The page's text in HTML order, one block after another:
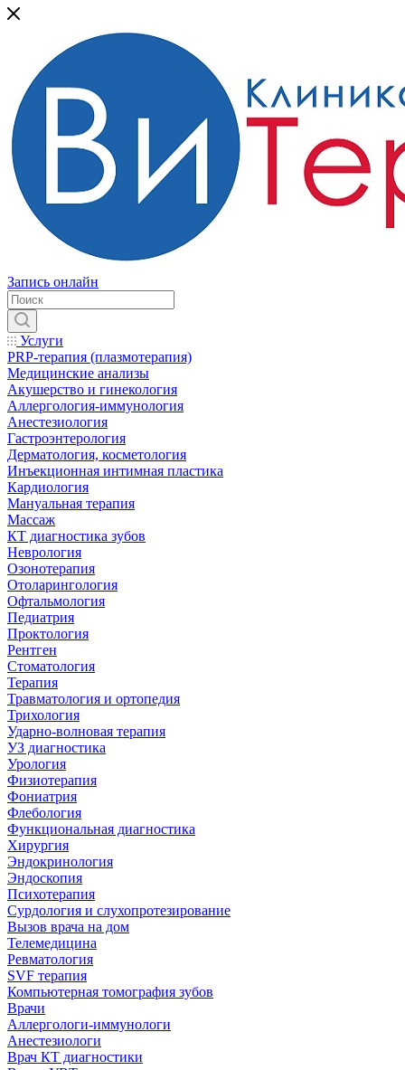
Запись онлайн
Услуги
PRP-терапия (плазмотерапия)
Медицинские анализы
Акушерство и гинекология
Аллергология-иммунология
Анестезиология
Гастроэнтерология
Дерматология, косметология
Инъекционная интимная пластика
Кардиология
Мануальная терапия
Массаж
КТ диагностика зубов
Неврология
Озонотерапия
Отоларингология
Офтальмология
Педиатрия
Проктология
Рентген
Стоматология
Терапия
Травматология и ортопедия
Трихология
Ударно-волновая терапия
УЗ диагностика
Урология
Физиотерапия
Фониатрия
Флебология
Функциональная диагностика
Хирургия
Эндокринология
Эндоскопия
Психотерапия
Сурдология и слухопротезирование
Вызов врача на дом
Телемедицина
Ревматология
SVF терапия
Компьютерная томография зубов
Врачи
Аллергологи-иммунологи
Анестезиологи
Врач КТ диагностики